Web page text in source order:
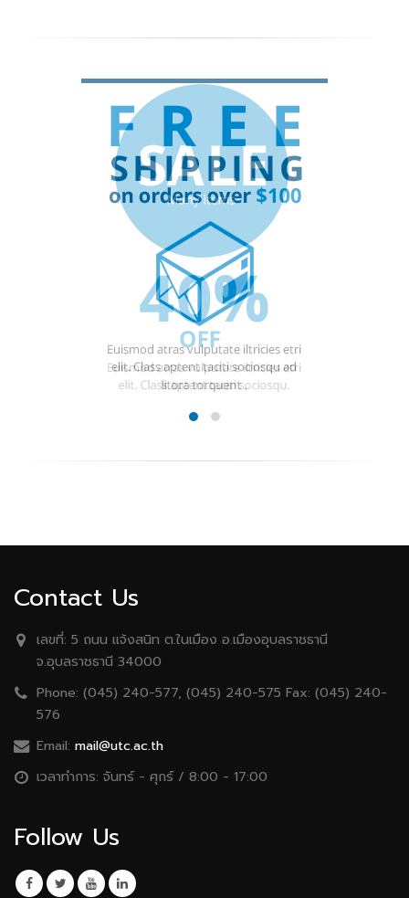
Contact Us
เลขที่: 5 ถนน เเจ้งสนิท ต.ในเมือง อ.เมืองอุบลราชธานี
จ.อุบลราชธานี 34000
Phone: (045) 240-577, (045) 240-575 Fax: (045) 240-
576
Email: mail@utc.ac.th
เวลาทำการ: จันทร์ - ศุกร์ / 8:00 - 17:00
Follow Us